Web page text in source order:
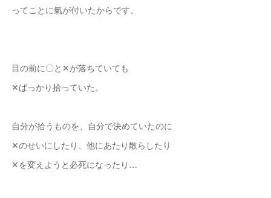
ってことに氣が付いたからです。
目の前に〇と✕が落ちていても
✕ばっかり拾っていた。
自分が拾うものを、自分で決めていたのに
✕のせいにしたり、他にあたり散らしたり
✕を変えようと必死になったり…